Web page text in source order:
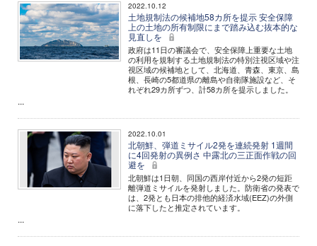
2022.10.12
土地規制法の候補地58カ所を提示 安全保障
上の土地の所有制限にまで踏み込む抜本的な
見直しを
政府は11日の審議会で、安全保障上重要な土地
の利用を規制する土地規制法の特別注視区域や注
視区域の候補地として、北海道、青森、東京、島
根、長崎の5都道県の離島や自衛隊施設など、そ
れぞれ29カ所ずつ、計58カ所を提示しました。
...
2022.10.01
北朝鮮、弾道ミサイル2発を連続発射 1週間
に4回発射の異例さ 中露北の三正面作戦の回
避を
北朝鮮は1日朝、同国の西岸付近から2発の短距
離弾道ミサイルを発射しました。防衛省の発表で
は、2発とも日本の排他的経済水域(EEZ)の外側
に落下したと推定されています。
...